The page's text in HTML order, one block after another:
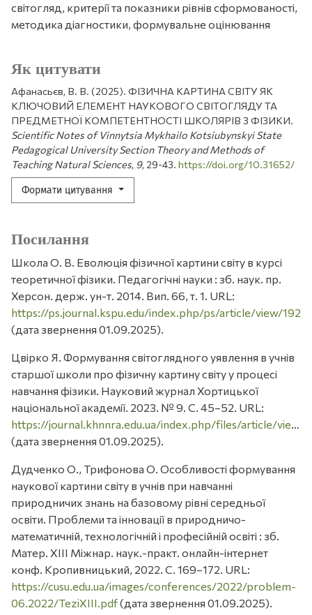
світогляд, критерії та показники рівнів сформованості,
методика діагностики, формувальне оцінювання
Як цитувати
Афанасьєв, В. В. (2025). ФІЗИЧНА КАРТИНА СВІТУ ЯК
КЛЮЧОВИЙ ЕЛЕМЕНТ НАУКОВОГО СВІТОГЛЯДУ ТА
ПРЕДМЕТНОЇ КОМПЕТЕНТНОСТІ ШКОЛЯРІВ З ФІЗИКИ.
Scientific Notes of Vinnytsia Mykhailo Kotsiubynskyi State
Pedagogical University Section Theory and Methods of
Teaching Natural Sciences, 9, 29-43. https://doi.org/10.31652/
Формати цитування
Посилання
Школа О. В. Еволюція фізичної картини світу в курсі
теоретичної фізики. Педагогічні науки : зб. наук. пр.
Херсон. держ. ун-т. 2014. Вип. 66, т. 1. URL:
https://ps.journal.kspu.edu/index.php/ps/article/view/192
(дата звернення 01.09.2025).
Цвірко Я. Формування світоглядного уявлення в учнів
старшої школи про фізичну картину світу у процесі
навчання фізики. Науковий журнал Хортицької
національної академії. 2023. № 9. С. 45–52. URL:
https://journal.khnnra.edu.ua/index.php/files/article/view/158/157
(дата звернення 01.09.2025).
Дудченко О., Трифонова О. Особливості формування
наукової картини світу в учнів при навчанні
природничих знань на базовому рівні середньої
освіти. Проблеми та інновації в природничо-
математичній, технологічній і професійній освіті : зб.
Матер. ХІІІ Міжнар. наук.-практ. онлайн-інтернет
конф. Кропивницький, 2022. С. 169–172. URL:
https://cusu.edu.ua/images/conferences/2022/problem-
06.2022/TeziXIII.pdf(дата звернення 01.09.2025).